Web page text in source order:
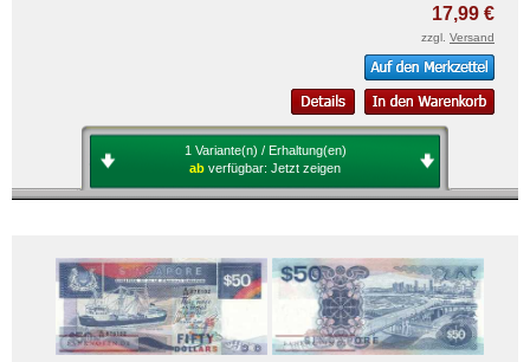
17,99 €
zzgl. Versand
1 Variante(n) / Erhaltung(en)
ab verfügbar: Jetzt zeigen